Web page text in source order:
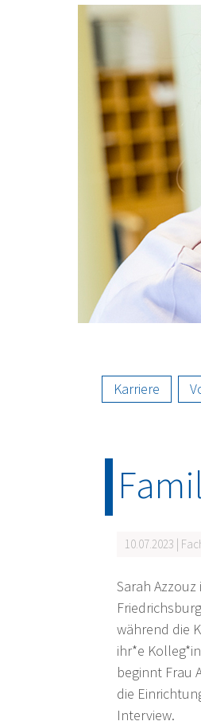
Image
Karriere
10.07.2023 |
Sarah
während die
ihr*e
beginnt Frau
die
Interview.